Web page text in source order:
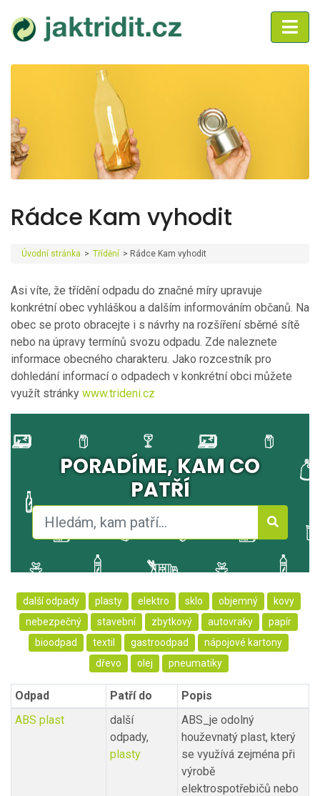
Rádce Kam vyhodit
Úvodní stránka > Třídění > Rádce Kam vyhodit
Asi víte, že třídění odpadu do značné míry upravuje
konkrétní obec vyhláškou a dalším informováním občanů. Na
obec se proto obracejte i s návrhy na rozšíření sběrné sítě
nebo na úpravy termínů svozu odpadu. Zde naleznete
informace obecného charakteru. Jako rozcestník pro
dohledání informací o odpadech v konkrétní obci můžete
využít stránky www.trideni.cz
PORADÍME, KAM CO
PATŘÍ
další odpady plasty elektro sklo objemný
kovy
nebezpečný
stavební zbytkový autovraky
papír
bioodpad
textil gastroodpad
nápojové kartony
dřevo
olej pneumatiky
Odpad Patří do
Popis
ABS plast
další
odpady,
plasty
ABS_je odolný
houževnatý plast, který
se využívá zejména při
výrobě
elektrospotřebičů nebo